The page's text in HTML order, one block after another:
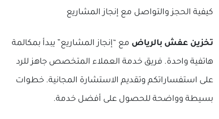
كيفية الحجز والتواصل مع إنجاز المشاريع
تخزين عفش بالرياض مع “إنجاز المشاريع” يبدأ بمكالمة
هاتفية واحدة. فريق خدمة العملاء المتخصص جاهز للرد
على استفساراتكم وتقديم الاستشارة المجانية. خطوات
بسيطة وواضحة للحصول على أفضل خدمة.